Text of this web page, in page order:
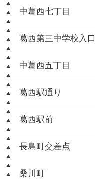
中葛西七丁目
葛西第三中学校入口
中葛西五丁目
葛西駅通り
葛西駅前
長島町交差点
桑川町